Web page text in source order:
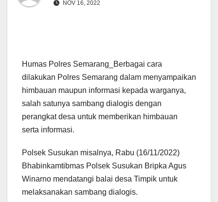
NOV 16, 2022
Humas Polres Semarang_Berbagai cara
dilakukan Polres Semarang dalam menyampaikan
himbauan maupun informasi kepada warganya,
salah satunya sambang dialogis dengan
perangkat desa untuk memberikan himbauan
serta informasi.
Polsek Susukan misalnya, Rabu (16/11/2022)
Bhabinkamtibmas Polsek Susukan Bripka Agus
Winarno mendatangi balai desa Timpik untuk
melaksanakan sambang dialogis.